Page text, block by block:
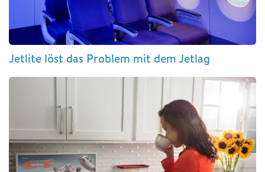
Jetlite löst das Problem mit dem Jetlag